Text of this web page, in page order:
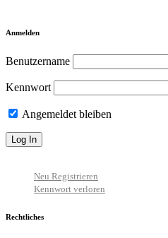
Anmelden
Benutzername
Kennwort
Angemeldet bleiben
Neu Registrieren
Kennwort verloren
Rechtliches